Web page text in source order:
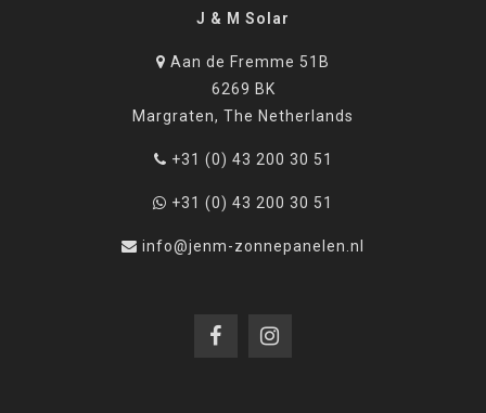
J & M Solar
Aan de Fremme 51B
6269 BK
Margraten, The Netherlands
+31 (0) 43 200 30 51
+31 (0) 43 200 30 51
info@jenm-zonnepanelen.nl